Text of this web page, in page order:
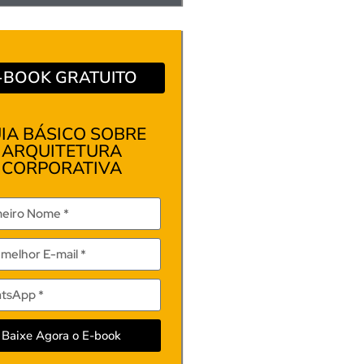
GRATUITO
BÁSICO SOBRE
ARQUITETURA
CORPORATIVA
Baixe Agora o E-book